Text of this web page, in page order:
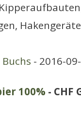
- 2016-
100% - CHF